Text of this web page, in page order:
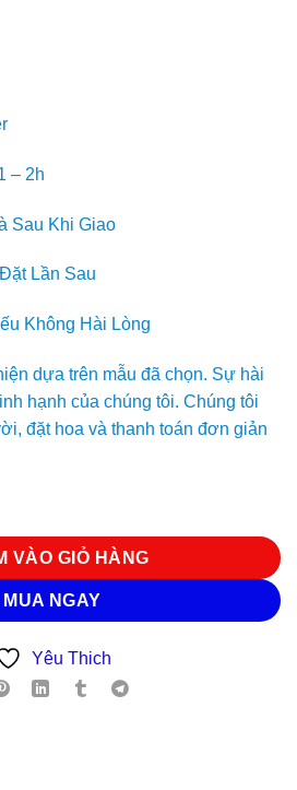
– 2h
Sau Khi Giao
Lần Sau
Không Hài Lòng
dựa trên mẫu đã chọn. Sự hài
hạnh của chúng tôi. Chúng tôi
đặt hoa và thanh toán đơn giản
VÀO GIỎ HÀNG
MUA NGAY
Yêu Thich